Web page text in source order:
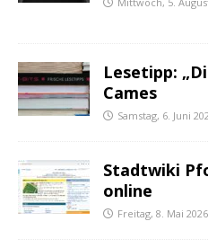
Lesetipp:
Cames
Samstag, 6. Juni
Stadtwiki
online
Freitag, 8. Mai 2026